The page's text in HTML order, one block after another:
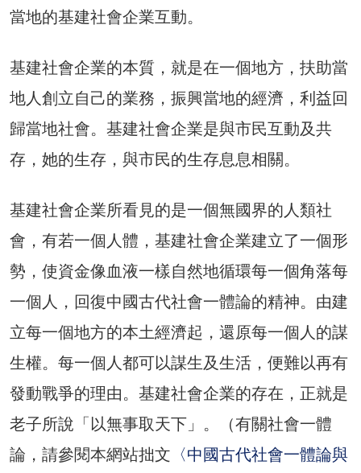
當地的基建社會企業互動。
基建社會企業的本質，就是在一個地方，扶助當
地人創立自己的業務，振興當地的經濟，利益回
歸當地社會。基建社會企業是與市民互動及共
存，她的生存，與市民的生存息息相關。
基建社會企業所看見的是一個無國界的人類社
會，有若一個人體，基建社會企業建立了一個形
勢，使資金像血液一樣自然地循環每一個角落每
一個人，回復中國古代社會一體論的精神。由建
立每一個地方的本土經濟起，還原每一個人的謀
生權。每一個人都可以謀生及生活，便難以再有
發動戰爭的理由。基建社會企業的存在，正就是
老子所說「以無事取天下」。（有關社會一體
論，請參閱本網站拙文 〈中國古代社會一體論與